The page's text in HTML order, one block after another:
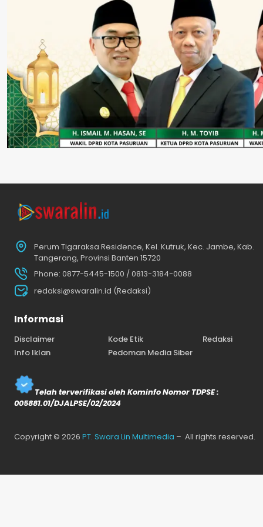
Perum Tigaraksa Residence, Kel. Kutruk, Kec. Jambe, Kab.
Tangerang, Provinsi Banten 15720
Phone: 0877-5445-1500 / 0813-3184-0088
redaksi@swaralin.id (Redaksi)
Informasi
Disclaimer Kode Etik
Redaksi
Info Iklan
Pedoman Media Siber
Telah terverifikasi oleh Kominfo Nomor TDPSE :
005881.01/DJALPSE/02/2024
Copyright © 2026 PT. Swara Lin Multimedia – All rights reserved.